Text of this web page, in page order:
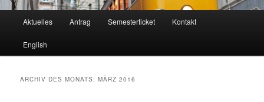
Aktuelles Antrag Semesterticket Kontakt
English
ARCHIV DES MONATS:MÄRZ 2016